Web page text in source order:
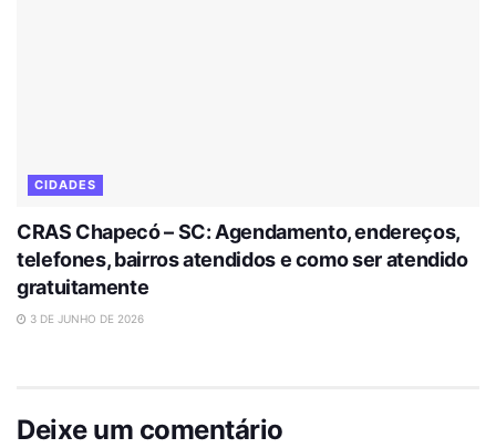
CIDADES
CRAS Chapecó – SC: Agendamento, endereços,
telefones, bairros atendidos e como ser atendido
gratuitamente
3 DE JUNHO DE 2026
Deixe um comentário